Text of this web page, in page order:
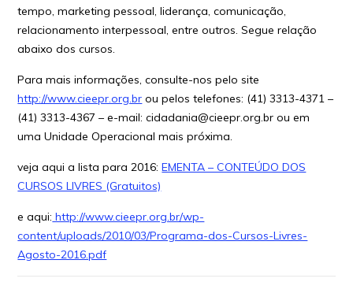
tempo, marketing pessoal, liderança, comunicação,
relacionamento interpessoal, entre outros. Segue relação
abaixo dos cursos.
Para mais informações, consulte-nos pelo site
http://www.cieepr.org.br ou pelos telefones: (41) 3313-4371 –
(41) 3313-4367 – e-mail: cidadania@cieepr.org.br ou em
uma Unidade Operacional mais próxima.
veja aqui a lista para 2016:EMENTA – CONTEÚDO DOS
CURSOS LIVRES (Gratuitos)
e aqui: http://www.cieepr.org.br/wp-
content/uploads/2010/03/Programa-dos-Cursos-Livres-
Agosto-2016.pdf